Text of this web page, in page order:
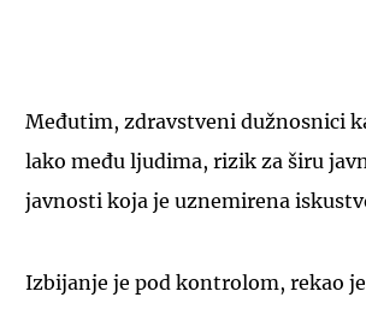
Međutim, zdravstveni dužnosnici
lako među ljudima, rizik za širu
javnosti koja je uznemirena
Izbijanje je pod kontrolom, rekao